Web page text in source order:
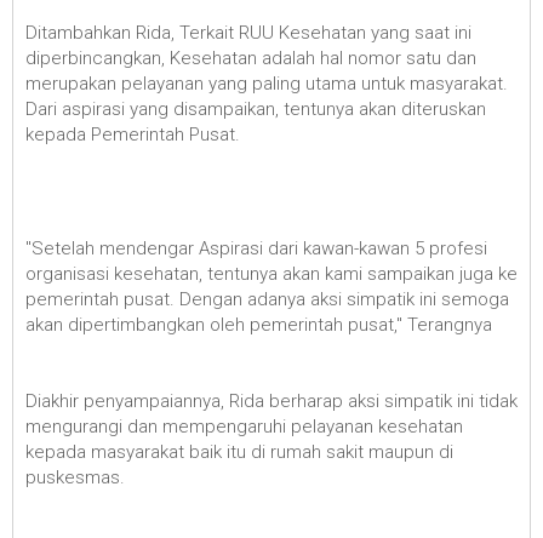
Ditambahkan Rida, Terkait RUU Kesehatan yang saat ini
diperbincangkan, Kesehatan adalah hal nomor satu dan
merupakan pelayanan yang paling utama untuk masyarakat.
Dari aspirasi yang disampaikan, tentunya akan diteruskan
kepada Pemerintah Pusat.
"Setelah mendengar Aspirasi dari kawan-kawan 5 profesi
organisasi kesehatan, tentunya akan kami sampaikan juga ke
pemerintah pusat. Dengan adanya aksi simpatik ini semoga
akan dipertimbangkan oleh pemerintah pusat," Terangnya
Diakhir penyampaiannya, Rida berharap aksi simpatik ini tidak
mengurangi dan mempengaruhi pelayanan kesehatan
kepada masyarakat baik itu di rumah sakit maupun di
puskesmas.